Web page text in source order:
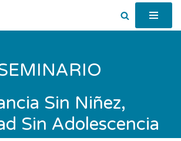
Sin Niñez,
Sin Adolescencia